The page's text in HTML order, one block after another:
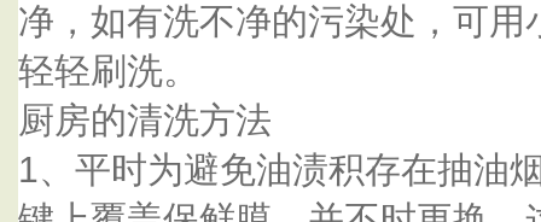
净，如有洗不净的污染处，可用
轻轻刷洗。
厨房的清洗方法
1、平时为避免油渍积存在抽油